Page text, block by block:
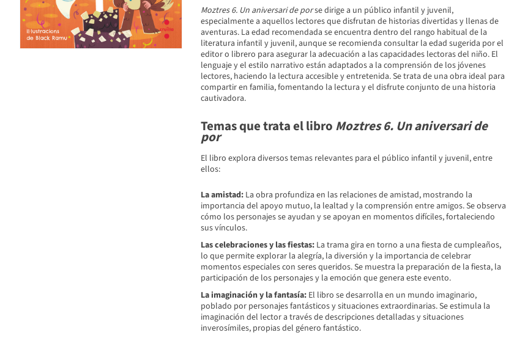
Moztres 6. Un aniversari de porse dirige a un público infantil y juvenil,
especialmente a aquellos lectores que disfrutan de historias divertidas y llenas de
aventuras. La edad recomendada se encuentra dentro del rango habitual de la
literatura infantil y juvenil, aunque se recomienda consultar la edad sugerida por el
editor o librero para asegurar la adecuación a las capacidades lectoras del niño. El
lenguaje y el estilo narrativo están adaptados a la comprensión de los jóvenes
lectores, haciendo la lectura accesible y entretenida. Se trata de una obra ideal para
compartir en familia, fomentando la lectura y el disfrute conjunto de una historia
cautivadora.
Temas que trata el libro Moztres 6. Un aniversari de
por
El libro explora diversos temas relevantes para el público infantil y juvenil, entre
ellos:
La amistad:La obra profundiza en las relaciones de amistad, mostrando la
importancia del apoyo mutuo, la lealtad y la comprensión entre amigos. Se observa
cómo los personajes se ayudan y se apoyan en momentos difíciles, fortaleciendo
sus vínculos.
Las celebraciones y las fiestas:La trama gira en torno a una fiesta de cumpleaños,
lo que permite explorar la alegría, la diversión y la importancia de celebrar
momentos especiales con seres queridos. Se muestra la preparación de la fiesta, la
participación de los personajes y la emoción que genera este evento.
La imaginación y la fantasía:El libro se desarrolla en un mundo imaginario,
poblado por personajes fantásticos y situaciones extraordinarias. Se estimula la
imaginación del lector a través de descripciones detalladas y situaciones
inverosímiles, propias del género fantástico.